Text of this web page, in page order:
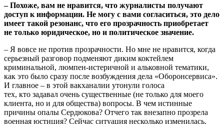
– Похоже, вам не нравится, что журналисты получают
доступ к информации. Не могу с вами согласиться, это дело
имеет такой резонанс, что его прозрачность приобретает
не только юридическое, но и политическое значение.
– Я вовсе не против прозрачности. Но мне не нравится, когда
серьезный разговор подменяют диким коктейлем
криминальной, люмпен-истеричной и альковной тематики,
как это было сразу после возбуждения дела «Оборонсервиса».
И главное – в этой вакханалии утонули голоса
тех, кто задавал очень существенные (не только для моего
клиента, но и для общества) вопросы. В чем истинные
причины опалы Сердюкова? Отчего так внезапно прозрела
военная юстиция? Сейчас ситуация несколько изменилась,